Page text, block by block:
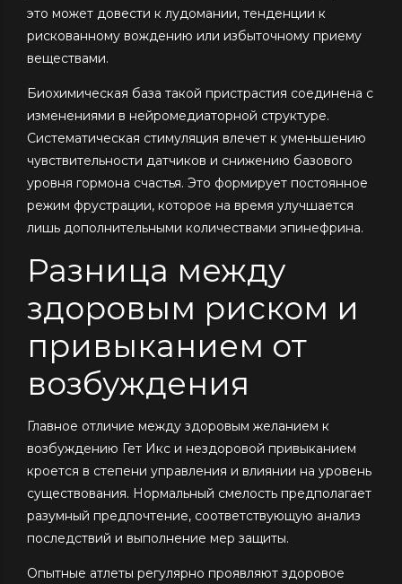
это может довести к лудомании, тенденции к
рискованному вождению или избыточному приему
веществами.
Биохимическая база такой пристрастия соединена с
изменениями в нейромедиаторной структуре.
Систематическая стимуляция влечет к уменьшению
чувствительности датчиков и снижению базового
уровня гормона счастья. Это формирует постоянное
режим фрустрации, которое на время улучшается
лишь дополнительными количествами эпинефрина.
Разница между
здоровым риском и
привыканием от
возбуждения
Главное отличие между здоровым желанием к
возбуждению Гет Икс и нездоровой привыканием
кроется в степени управления и влиянии на уровень
существования. Нормальный смелость предполагает
разумный предпочтение, соответствующую анализ
последствий и выполнение мер защиты.
Опытные атлеты регулярно проявляют здоровое